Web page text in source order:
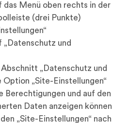
das Menü oben rechts in der
(drei Punkte)
„Datenschutz und
„Datenschutz und
Option „Site-Einstellungen“
Berechtigungen und auf den
Daten anzeigen können
„Site-Einstellungen“ nach